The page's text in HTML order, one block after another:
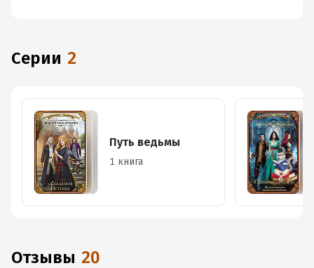
Серии 2
Путь ведьмы
1 книга
Отзывы 20